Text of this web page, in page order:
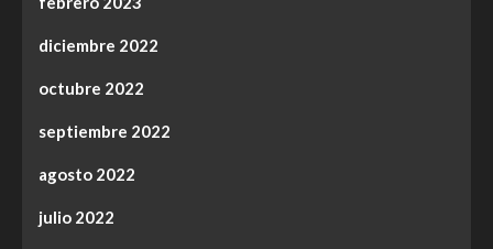
diciembre 2022
octubre 2022
septiembre 2022
agosto 2022
julio 2022